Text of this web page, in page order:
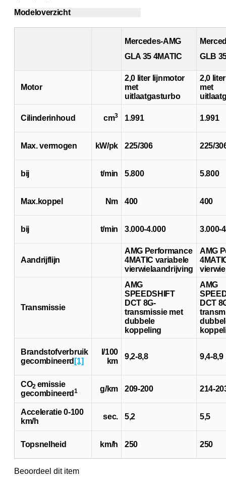
Modeloverzicht
Mercedes-AMG
GLA 35 4MATIC
GLB
Motor
2,0 liter lijnmotor
met
uitlaatgasturbo
2,0
met
Cilinderinhoud cm3 1.991 1.991
Max. vermogen kW/pk 225/306 225/
bij t/min 5.800 5.800
Max.koppel Nm 400 400
bij t/min 3.000-4.000 3.000-
Aandrijflijn
AMG Performance
4MATIC variabele
vierwielaandrijving
AMG
Transmissie
AMG
SPEEDSHIFT
DCT 8G-
transmissie met
dubbele
koppeling
AMG
DCT
Brandstofverbruik
gecombineerd [1]
l/100
km
9,2-8,8 9,4-8,9
CO2 emissie
gecombineerd1 g/km 209-200 214-
Acceleratie 0-100
km/h
sec. 5,2 5,5
Topsnelheid km/h 250 250
Beoordeel dit item